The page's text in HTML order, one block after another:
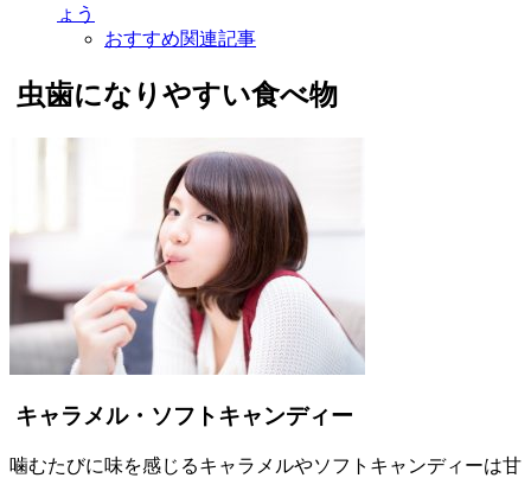
ょう
おすすめ関連記事
虫歯になりやすい食べ物
キャラメル・ ソフトキャンディー
噛むたびに味を感じるキャラメルやソフトキャンディーは甘